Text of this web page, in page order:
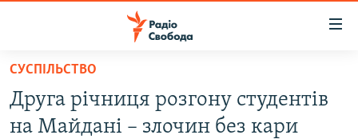
Перейти
основного
матеріалу
ВСЕ ЗА ДОБУ
СУСПІЛЬСТВО
Друга річниця розгону студентів
на Майдані – злочин без кари